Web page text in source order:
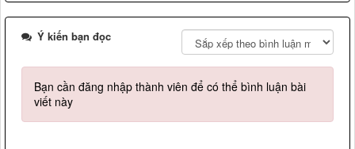
Ý kiến bạn đọc
Bạn cần đăng nhập thành viên để có thể bình luận bài
viết này